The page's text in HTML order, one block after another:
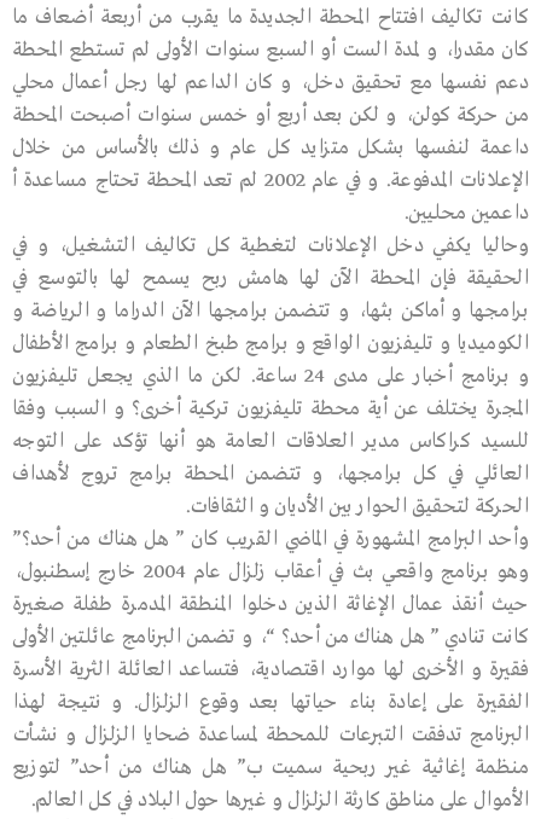
كانت تكاليف افتتاح المحطة الجديدة ما يقرب من أربعة أضعاف ما
كان مقدرا، و لمدة الست أو السبع سنوات الأولى لم تستطع المحطة
دعم نفسها مع تحقيق دخل، و كان الداعم لها رجل أعمال محلي
من حركة كولن، و لكن بعد أربع أو خمس سنوات أصبحت المحطة
داعمة لنفسها بشكل متزايد كل عام و ذلك بالأساس من خلال
الإعلانات المدفوعة. و في عام 2002 لم تعد المحطة تحتاج مساعدة أ
داعمين محليين.
وحاليا يكفي دخل الإعلانات لتغطية كل تكاليف التشغيل، و في
الحقيقة فإن المحطة الآن لها هامش ربح يسمح لها بالتوسع في
برامجها و أماكن بثها، و تتضمن برامجها الآن الدراما و الرياضة و
الكوميديا و تليفزيون الواقع و برامج طبخ الطعام و برامج الأطفال
و برنامج أخبار على مدى 24 ساعة. لكن ما الذي يجعل تليفزيون
المجرة يختلف عن أية محطة تليفزيون تركية أخرى؟ و السبب وفقا
للسيد كراكاس مدير العلاقات العامة هو أنها تؤكد على التوجه
العائلي في كل برامجها، و تتضمن المحطة برامج تروج لأهداف
الحركة لتحقيق الحوار بين الأديان و الثقافات.
وأحد البرامج المشهورة في الماضي القريب كان ” هل هناك من أحد؟”
وهو برنامج واقعي بث في أعقاب زلزال عام 2004 خارج إسطنبول،
حيث أنقذ عمال الإغاثة الذين دخلوا المنطقة المدمرة طفلة صغيرة
كانت تنادي ” هل هناك من أحد؟ “، و تضمن البرنامج عائلتين الأولى
فقيرة و الأخرى لها موارد اقتصادية، فتساعد العائلة الثرية الأسرة
الفقيرة على إعادة بناء حياتها بعد وقوع الزلزال. و نتيجة لهذا
البرنامج تدفقت التبرعات للمحطة لمساعدة ضحايا الزلزال و نشأت
منظمة إغاثية غير ربحية سميت ب” هل هناك من أحد” لتوزيع
الأموال على مناطق كارثة الزلزال و غيرها حول البلاد في كل العالم.